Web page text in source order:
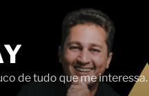
de tudo que me interessa.